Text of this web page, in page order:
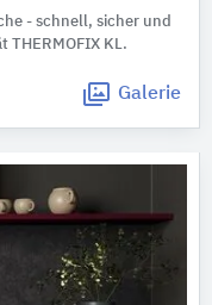
- schnell, sicher und
THERMOFIX KL.
Galerie